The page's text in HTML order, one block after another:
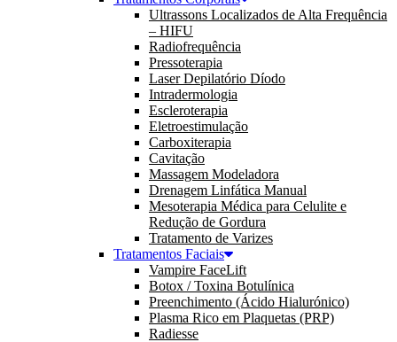
Ultrassons Localizados de Alta Frequência
– HIFU
Radiofrequência
Pressoterapia
Laser Depilatório Díodo
Intradermologia
Escleroterapia
Eletroestimulação
Carboxiterapia
Cavitação
Massagem Modeladora
Drenagem Linfática Manual
Mesoterapia Médica para Celulite e
Redução de Gordura
Tratamento de Varizes
Tratamentos Faciais
Vampire FaceLift
Botox / Toxina Botulínica
Preenchimento (Ácido Hialurónico)
Plasma Rico em Plaquetas (PRP)
Radiesse